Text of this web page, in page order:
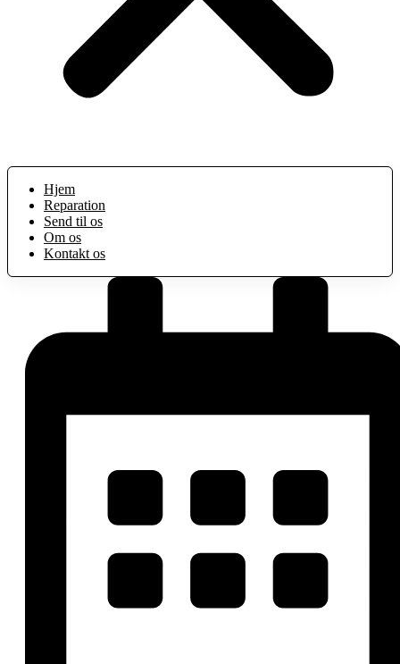
Hjem
Reparation
Send til os
Om os
Kontakt os